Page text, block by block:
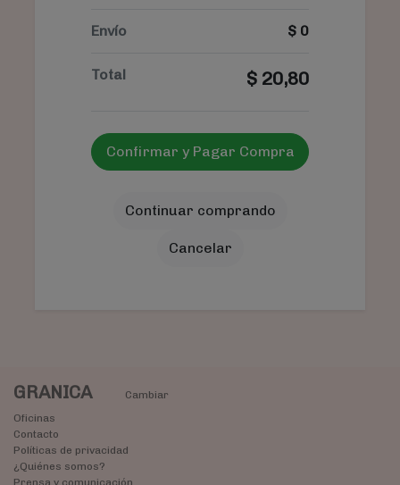
Envío $ 0
Total $ 20,80
Confirmar y Pagar Compra
Continuar comprando
Cancelar
GRANICA
Cambiar
Oficinas
Contacto
Políticas de privacidad
¿Quiénes somos?